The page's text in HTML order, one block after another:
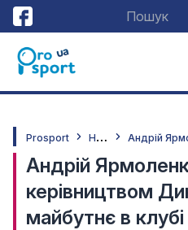
Prosport Н
овини
Андрій
керівництвом
майбутнє в клубі